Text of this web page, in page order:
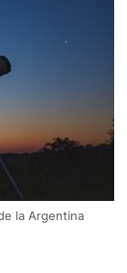
la Argentina